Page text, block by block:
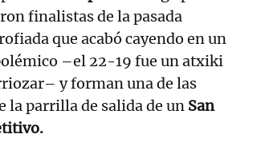
finalistas de la pasada
que acabó cayendo en un
–el 22-19 fue un atxiki
y forman una de las
la parrilla de salida de un San